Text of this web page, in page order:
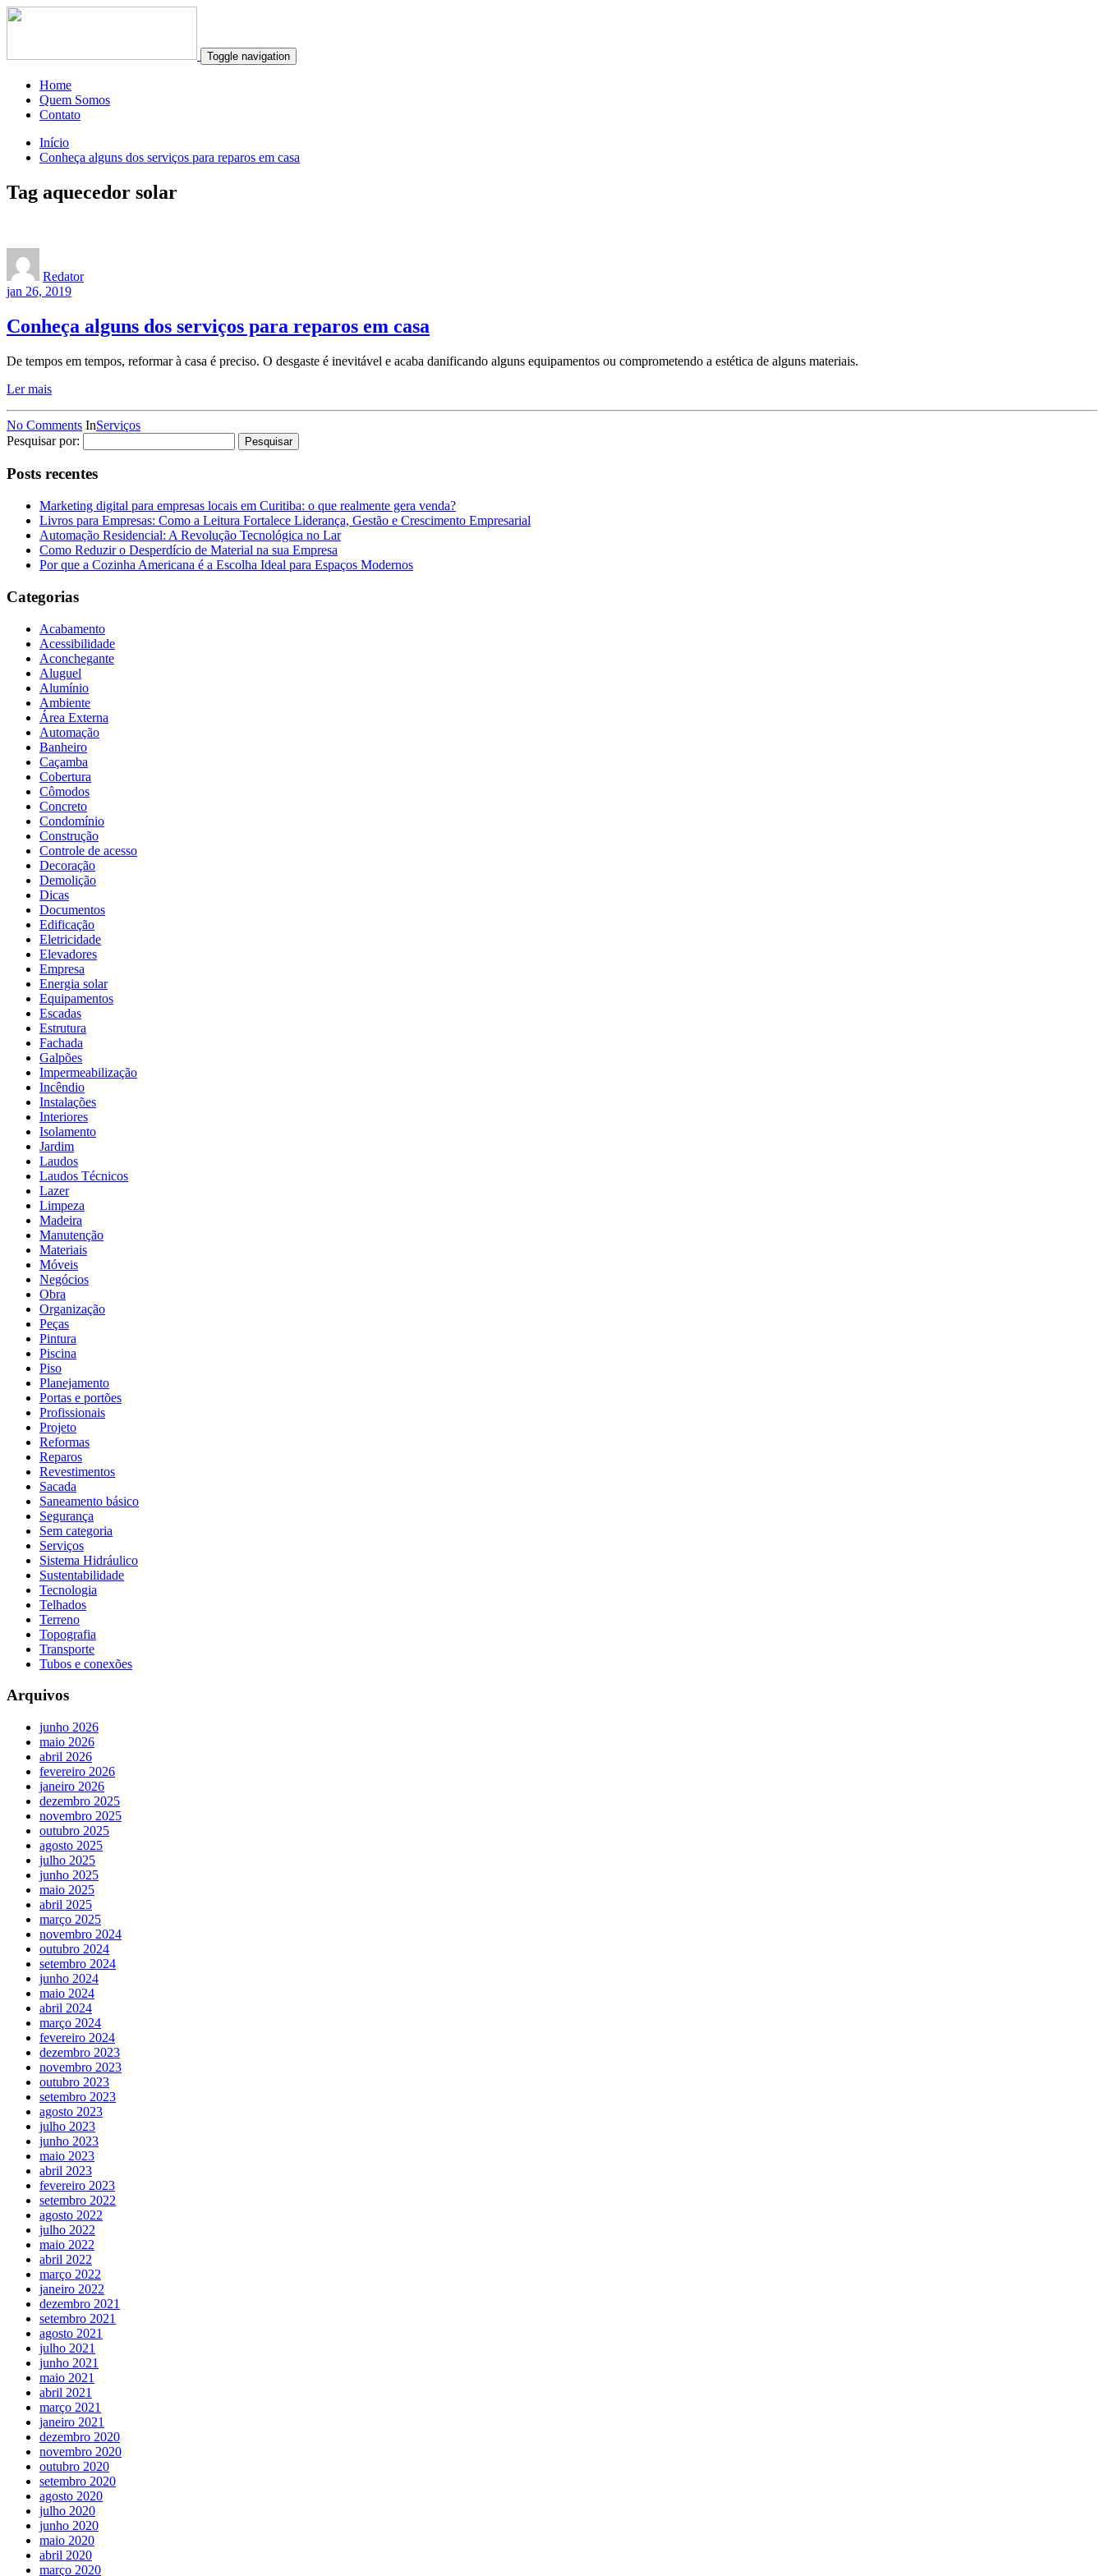
Toggle navigation
Home
Quem Somos
Contato
Início
Conheça alguns dos serviços para reparos em casa
Tag aquecedor solar
Redator
jan 26, 2019
Conheça alguns dos serviços para reparos em casa
De tempos em tempos, reformar à casa é preciso. O desgaste é inevitável e acaba danificando alguns equipamentos ou comprometendo a estética de alguns materiais.
Ler mais
No Comments InServiços
Pesquisar por:
Posts recentes
Marketing digital para empresas locais em Curitiba: o que realmente gera venda?
Livros para Empresas: Como a Leitura Fortalece Liderança, Gestão e Crescimento Empresarial
Automação Residencial: A Revolução Tecnológica no Lar
Como Reduzir o Desperdício de Material na sua Empresa
Por que a Cozinha Americana é a Escolha Ideal para Espaços Modernos
Categorias
Acabamento
Acessibilidade
Aconchegante
Aluguel
Alumínio
Ambiente
Área Externa
Automação
Banheiro
Caçamba
Cobertura
Cômodos
Concreto
Condomínio
Construção
Controle de acesso
Decoração
Demolição
Dicas
Documentos
Edificação
Eletricidade
Elevadores
Empresa
Energia solar
Equipamentos
Escadas
Estrutura
Fachada
Galpões
Impermeabilização
Incêndio
Instalações
Interiores
Isolamento
Jardim
Laudos
Laudos Técnicos
Lazer
Limpeza
Madeira
Manutenção
Materiais
Móveis
Negócios
Obra
Organização
Peças
Pintura
Piscina
Piso
Planejamento
Portas e portões
Profissionais
Projeto
Reformas
Reparos
Revestimentos
Sacada
Saneamento básico
Segurança
Sem categoria
Serviços
Sistema Hidráulico
Sustentabilidade
Tecnologia
Telhados
Terreno
Topografia
Transporte
Tubos e conexões
Arquivos
junho 2026
maio 2026
abril 2026
fevereiro 2026
janeiro 2026
dezembro 2025
novembro 2025
outubro 2025
agosto 2025
julho 2025
junho 2025
maio 2025
abril 2025
março 2025
novembro 2024
outubro 2024
setembro 2024
junho 2024
maio 2024
abril 2024
março 2024
fevereiro 2024
dezembro 2023
novembro 2023
outubro 2023
setembro 2023
agosto 2023
julho 2023
junho 2023
maio 2023
abril 2023
fevereiro 2023
setembro 2022
agosto 2022
julho 2022
maio 2022
abril 2022
março 2022
janeiro 2022
dezembro 2021
setembro 2021
agosto 2021
julho 2021
junho 2021
maio 2021
abril 2021
março 2021
janeiro 2021
dezembro 2020
novembro 2020
outubro 2020
setembro 2020
agosto 2020
julho 2020
junho 2020
maio 2020
abril 2020
março 2020